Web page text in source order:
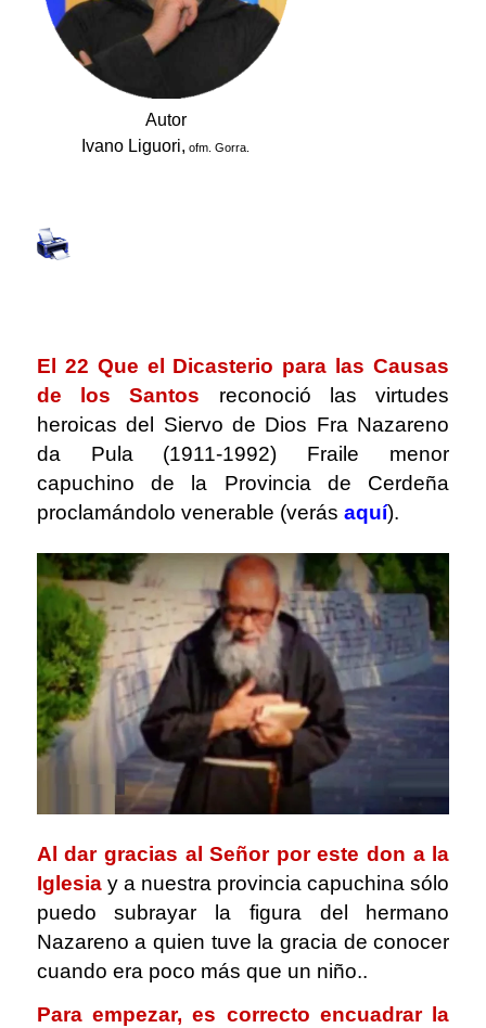
Autor
Ivano Liguori, ofm. Gorra.
El 22 Que el Dicasterio para las Causas
de los Santos reconoció las virtudes
heroicas del Siervo de Dios Fra Nazareno
da Pula (1911-1992) Fraile menor
capuchino de la Provincia de Cerdeña
proclamándolo venerable (verás aquí).
Al dar gracias al Señor por este don a la
Iglesiay a nuestra provincia capuchina sólo
puedo subrayar la figura del hermano
Nazareno a quien tuve la gracia de conocer
cuando era poco más que un niño..
Para empezar, es correcto encuadrar la